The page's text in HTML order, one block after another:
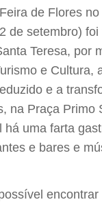
de Flores
de setembro)
Teresa, por
e Cultura,
e a
na Praça Primo
há uma farta
e bares e